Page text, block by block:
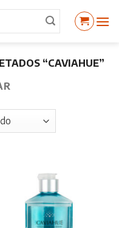
“CAVIAHUE”